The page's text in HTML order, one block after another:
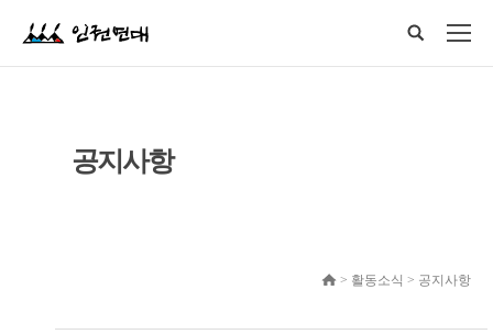
공지사항
> 활동소식 > 공지사항